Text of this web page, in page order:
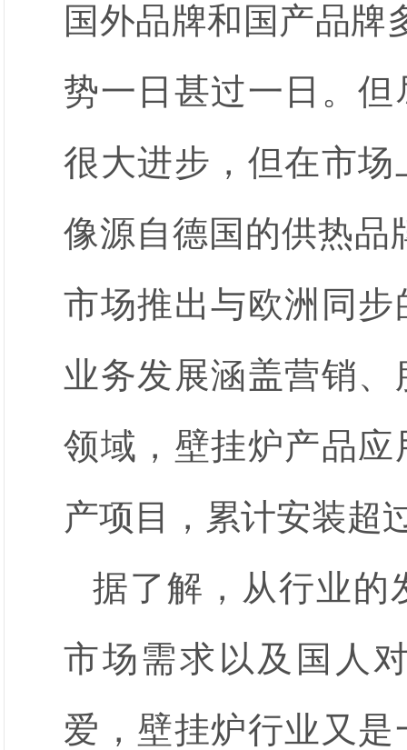
国外品牌和国产品牌
势一日甚过一日。
很大进步，但在市
像源自德国的供热品
市场推出与欧洲同
业务发展涵盖营销
领域，壁挂炉产品
产项目，累计安装超
据了解，从行业的
市场需求以及国人
爱，壁挂炉行业又